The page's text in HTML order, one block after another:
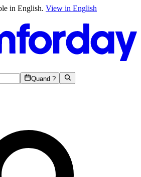
in English. View in English
Quand ?